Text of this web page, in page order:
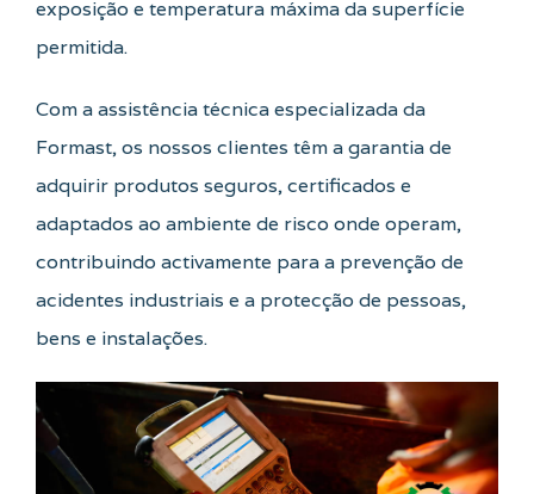
exposição e temperatura máxima da superfície
permitida.
Com a assistência técnica especializada da
Formast, os nossos clientes têm a garantia de
adquirir produtos seguros, certificados e
adaptados ao ambiente de risco onde operam,
contribuindo activamente para a prevenção de
acidentes industriais e a protecção de pessoas,
bens e instalações.